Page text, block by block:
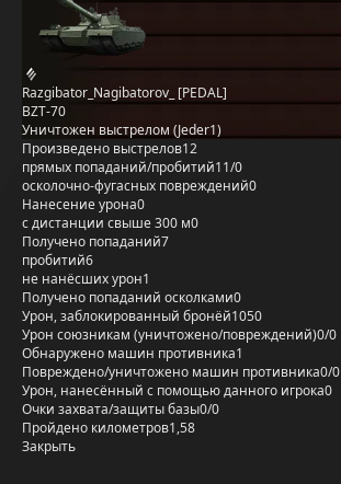
Razgibator_Nagibatorov_ [PEDAL]
BZT-70
Уничтожен выстрелом (Jeder1)
Произведено выстрелов12
прямых попаданий/пробитий11/0
осколочно-фугасных повреждений0
Нанесение урона0
с дистанции свыше 300 м0
Получено попаданий7
пробитий6
не нанёсших урон1
Получено попаданий осколками0
Урон, заблокированный бронёй1050
Урон союзникам (уничтожено/повреждений)0/0
Обнаружено машин противника1
Повреждено/уничтожено машин противника0/0
Урон, нанесённый с помощью данного игрока0
Очки захвата/защиты базы0/0
Пройдено километров1,58
Закрыть